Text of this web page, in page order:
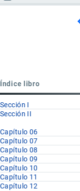
Índice libro
Sección I
Sección II
Capítulo 06
Capítulo 07
Capítulo 08
Capítulo 09
Capítulo 10
Capítulo 11
Capítulo 12